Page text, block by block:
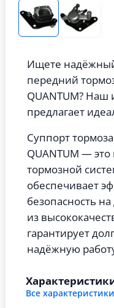
Ищете
передний
QUANTUM? Наш
предлагает
Суппорт
QUANTUM —
тормозной
обеспечивает
безопасность
из
гарантирует
надёжную
Все характеристики